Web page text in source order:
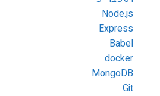
Node.js
Express
Babel
docker
MongoDB
Git